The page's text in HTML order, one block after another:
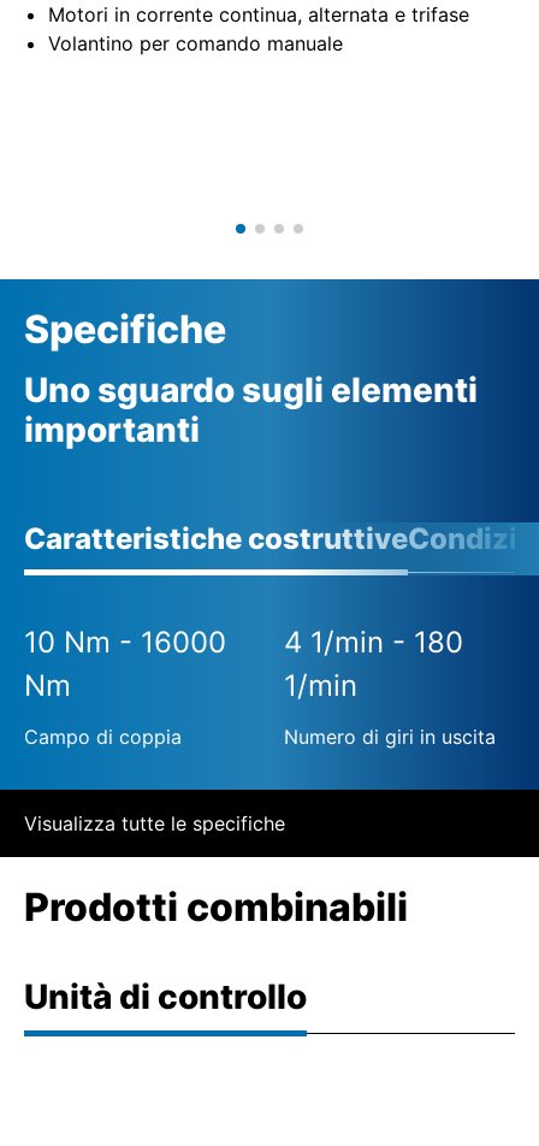
Motori in corrente continua, alternata e trifase
Volantino per comando manuale
Specifiche
Uno sguardo sugli elementi
importanti
Caratteristiche costruttive
10 Nm - 16000
Nm
Campo di coppia
4 1/min - 180
1/min
Numero di giri in uscita
Visualizza tutte le specifiche
Prodotti combinabili
Unità di controllo